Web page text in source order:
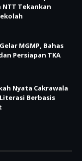
Tekankan
MGMP, Bahas
Persiapan TKA
Nyata Cakrawala
Berbasis